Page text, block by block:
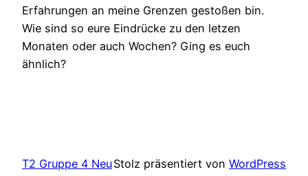
Erfahrungen an meine Grenzen gestoßen bin.
Wie sind so eure Eindrücke zu den letzen
Monaten oder auch Wochen? Ging es euch
ähnlich?
T2 Gruppe 4 NeuStolz präsentiert von WordPress